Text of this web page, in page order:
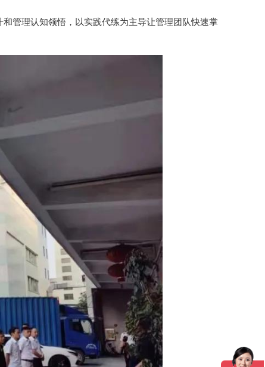
管理认知领悟，以实践代练为主导让管理团队快速掌